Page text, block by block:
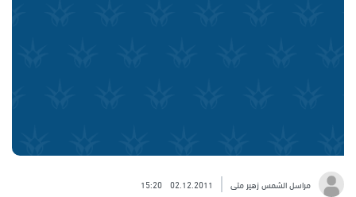
مراسل الشمس زهير متى 02.12.2011
15:20